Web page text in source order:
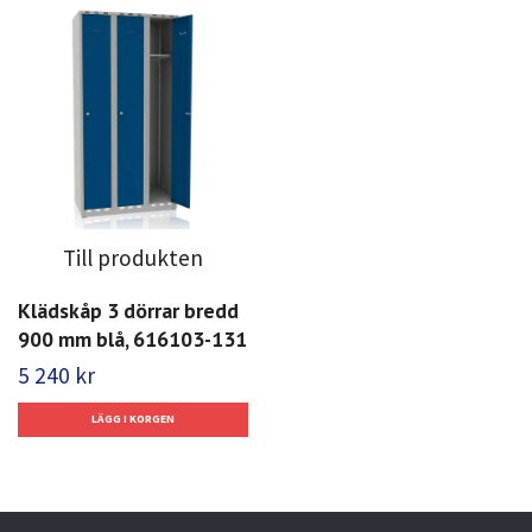
Till produkten
Klädskåp 3 dörrar bredd
900 mm blå, 616103-131
5 240 kr